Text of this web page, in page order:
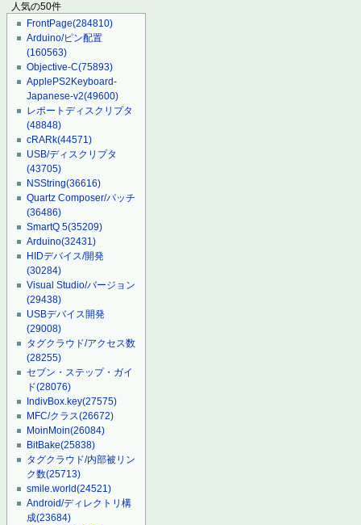
人気の50件
FrontPage(284810)
Arduino/ピン配置
(160563)
Objective-C(75893)
ApplePS2Keyboard-
Japanese-v2(49600)
レポートディスクリプタ
(48848)
cRARk(44571)
USB/ディスクリプタ
(43705)
NSString(36616)
Quartz Composer/パッチ
(36486)
SmartQ 5(35209)
Arduino(32431)
HIDデバイス/開発
(30284)
Visual Studio/バージョン
(29438)
USBデバイス開発
(29008)
タグクラウド/アクセス数
(28255)
セブン・ステップ・ガイ
ド(28076)
IndivBox.key(27575)
MFC/クラス(26672)
MoinMoin(26084)
BitBake(25838)
タグクラウド/内部被リン
ク数(25713)
smile.world(24521)
Android/ディレクトリ構
成(23684)